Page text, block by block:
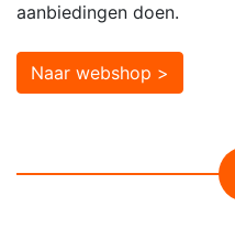
aanbiedingen doen.
Naar webshop >